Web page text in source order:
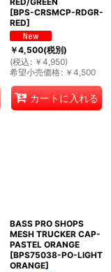
[BPS-CRSMCP-RDGR-
RED]
￥4,500(税別)
(税込 : ￥ 4,950)
希望小売価格: ￥ 4,500
カートに入れる
BASS PRO SHOPS
MESH TRUCKER CAP-
PASTEL ORANGE
[BPS75038-PO-LIGHT
ORANGE]